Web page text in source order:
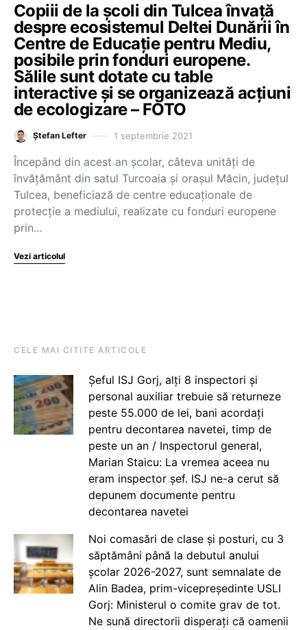
Copiii de la școli din Tulcea învață
despre ecosistemul Deltei Dunării în
Centre de Educație pentru Mediu,
posibile prin fonduri europene.
Sălile sunt dotate cu table
interactive și se organizează acțiuni
de ecologizare – FOTO
Ștefan Lefter 1 septembrie 2021
Începând din acest an școlar, câteva unităţi de
învăţământ din satul Turcoaia şi oraşul Măcin, judeţul
Tulcea, beneficiază de centre educaţionale de
protecţie a mediului, realizate cu fonduri europene
prin…
Vezi articolul
CELE MAI CITITE ARTICOLE
Șeful ISJ Gorj, alți 8 inspectori și
personal auxiliar trebuie să returneze
peste 55.000 de lei, bani acordați
pentru decontarea navetei, timp de
peste un an / Inspectorul general,
Marian Staicu: La vremea aceea nu
eram inspector șef. ISJ ne-a cerut să
depunem documente pentru
decontarea navetei
Noi comasări de clase și posturi, cu 3
săptămâni până la debutul anului
școlar 2026-2027, sunt semnalate de
Alin Badea, prim-vicepreședinte USLI
Gorj: Ministerul o comite grav de tot.
Ne sună directorii disperați că oamenii